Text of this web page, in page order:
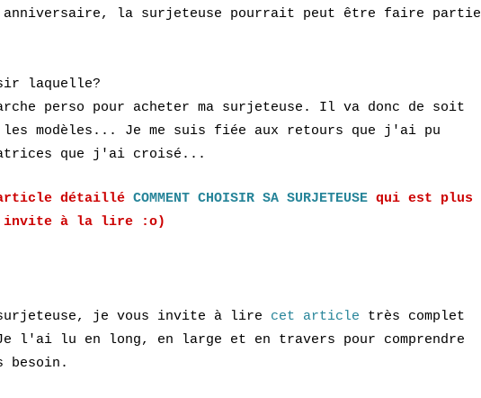
anniversaire, la surjeteuse pourrait peut être faire partie
laquelle?
perso pour acheter ma surjeteuse. Il va donc de soit
modèles... Je me suis fiée aux retours que j'ai pu
ices que j'ai croisé...
détaillé COMMENT CHOISIR SA SURJETEUSE qui est plus
invite à la lire :o)
je vous invite à lire cet article très complet
l'ai lu en long, en large et en travers pour comprendre
besoin.